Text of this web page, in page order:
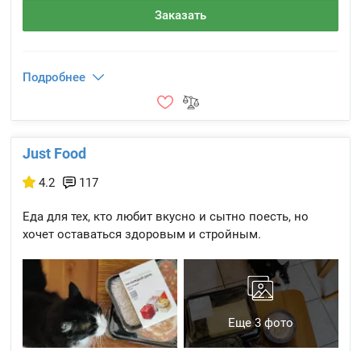
Заказать
Подробнее
Just Food
4.2 117
Еда для тех, кто любит вкусно и сытно поесть, но
хочет оставаться здоровым и стройным.
Еще 3 фото